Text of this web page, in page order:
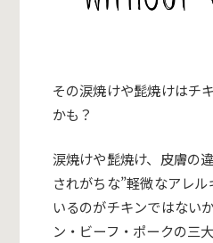
その涙焼けや髭焼けはチ
かも？
涙焼けや髭焼け、皮膚の
されがちな”軽微なアレル
いるのがチキンではない
ン・ビーフ・ポークの三